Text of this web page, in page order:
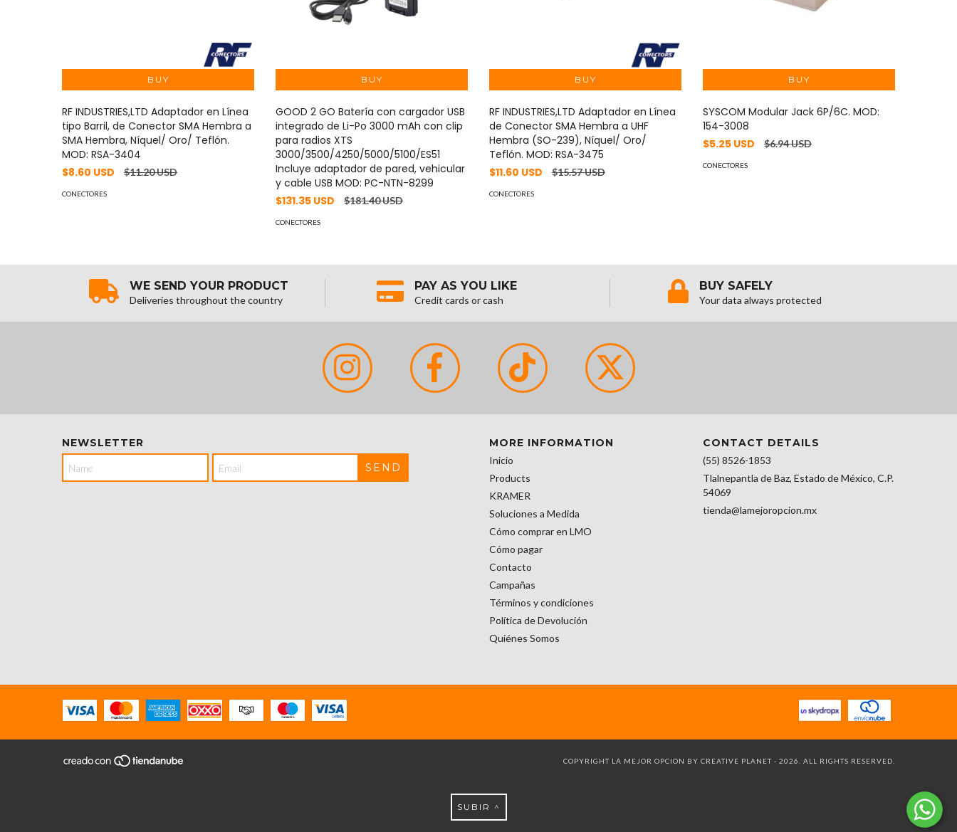
RF INDUSTRIES,LTD Adaptador en Línea
tipo Barril, de Conector SMA Hembra a
SMA Hembra, Níquel/ Oro/ Teflón.
MOD: RSA-3404
$8.60 USD
$11.20 USD
CONECTORES
GOOD 2 GO Batería con cargador USB
integrado de Li-Po 3000 mAh con clip
para radios XTS
3000/3500/4250/5000/5100/ES51
Incluye adaptador de pared, vehicular
y cable USB MOD: PC-NTN-8299
$131.35 USD
$181.40 USD
CONECTORES
RF INDUSTRIES,LTD Adaptador en Línea
de Conector SMA Hembra a UHF
Hembra (SO-239), Níquel/ Oro/
Teflón. MOD: RSA-3475
$11.60 USD
$15.57 USD
CONECTORES
SYSCOM Modular Jack 6P/6C. MOD:
154-3008
$5.25 USD
$6.94 USD
CONECTORES
WE SEND YOUR PRODUCT
Deliveries throughout the country
PAY AS YOU LIKE
Credit cards or cash
BUY SAFELY
Your data always protected
NEWSLETTER MORE INFORMATION
Inicio
Products
KRAMER
Soluciones a Medida
Cómo comprar en LMO
Cómo pagar
Contacto
Campañas
Términos y condiciones
Política de Devolución
Quiénes Somos
CONTACT DETAILS
(55) 8526-1853
Tlalnepantla de Baz, Estado de México, C.P.
54069
tienda@lamejoropcion.mx
COPYRIGHT LA MEJOR OPCION BY CREATIVE PLANET - 2026. ALL RIGHTS RESERVED.
SUBIR ^